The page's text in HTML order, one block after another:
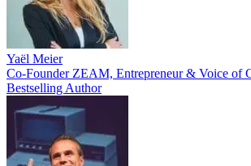
Yaël Meier
Co-Founder ZEAM, Entrepreneur & Voice of
Bestselling Author